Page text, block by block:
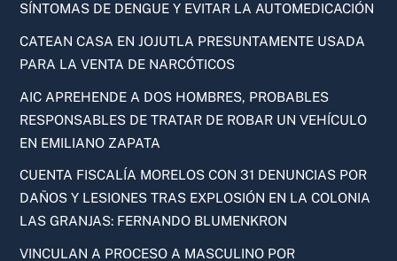
SÍNTOMAS DE DENGUE Y EVITAR LA AUTOMEDICACIÓN
CATEAN CASA EN JOJUTLA PRESUNTAMENTE USADA
PARA LA VENTA DE NARCÓTICOS
AIC APREHENDE A DOS HOMBRES, PROBABLES
RESPONSABLES DE TRATAR DE ROBAR UN VEHÍCULO
EN EMILIANO ZAPATA
CUENTA FISCALÍA MORELOS CON 31 DENUNCIAS POR
DAÑOS Y LESIONES TRAS EXPLOSIÓN EN LA COLONIA
LAS GRANJAS: FERNANDO BLUMENKRON
VINCULAN A PROCESO A MASCULINO POR